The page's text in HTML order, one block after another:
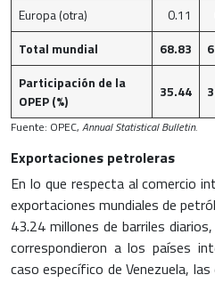
Europa (otra)
0.11
Total mundial
68.83
Participación de la
OPEP (%)
35.44
Fuente: OPEC, Annual Statistical Bulletin.
Exportaciones petroleras
En lo que respecta al comercio
exportaciones mundiales de
43.24 millones de barriles
correspondieron a los países
caso específico de Venezuela,